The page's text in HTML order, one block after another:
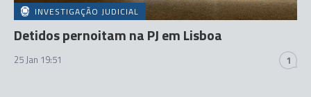
INVESTIGAÇÃO JUDICIAL
Detidos pernoitam na PJ em Lisboa
25 Jan 19:51 1